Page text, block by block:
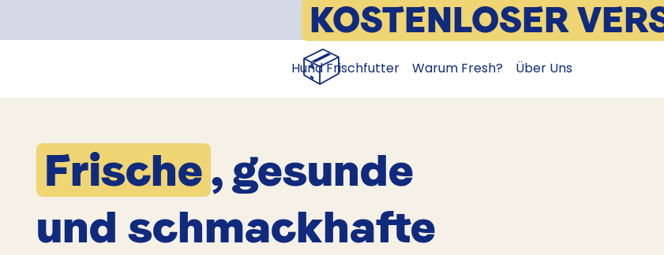
Hund Frischfutter Warum Fresh? Über Uns
KOSTENLOSER
📦
Frische, gesunde
und schmackhafte